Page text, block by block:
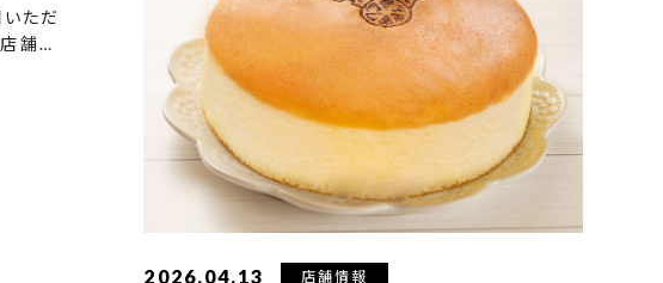
ただ
店舗…
2026.04.13 店舗情報